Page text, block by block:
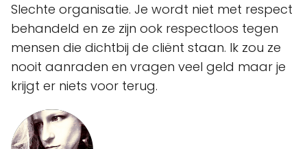
Slechte organisatie. Je wordt niet met respect
behandeld en ze zijn ook respectloos tegen
mensen die dichtbij de cliënt staan. Ik zou ze
nooit aanraden en vragen veel geld maar je
krijgt er niets voor terug.